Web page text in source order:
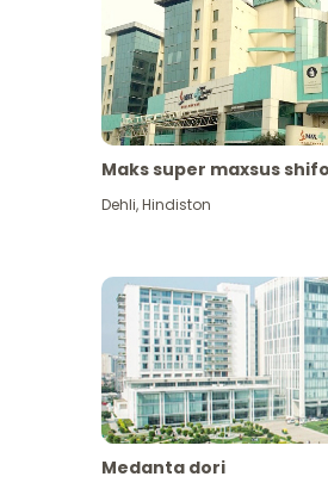
Maks super maxsus
Dehli,Hindiston
Medanta dori